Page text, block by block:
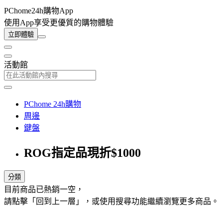
PChome24h購物App
使用App享受更優質的購物體驗
立即體驗
活動館
PChome 24h購物
周邊
鍵盤
ROG指定品現折$1000
分類
目前商品已熱銷一空，
請點擊「回到上一層」，或使用搜尋功能繼續瀏覽更多商品。